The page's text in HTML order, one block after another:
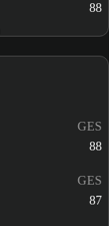
88
GES
88
GES
87